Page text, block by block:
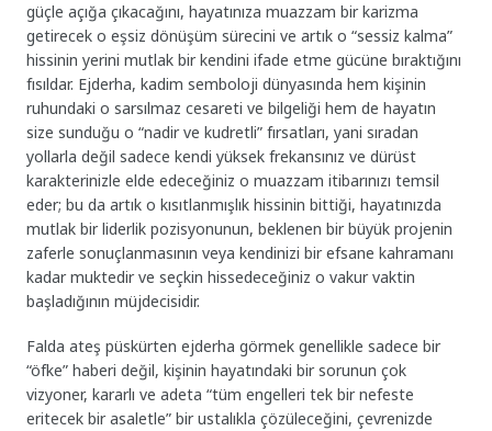
güçle açığa çıkacağını, hayatınıza muazzam bir karizma
getirecek o eşsiz dönüşüm sürecini ve artık o “sessiz kalma”
hissinin yerini mutlak bir kendini ifade etme gücüne bıraktığını
fısıldar. Ejderha, kadim semboloji dünyasında hem kişinin
ruhundaki o sarsılmaz cesareti ve bilgeliği hem de hayatın
size sunduğu o “nadir ve kudretli” fırsatları, yani sıradan
yollarla değil sadece kendi yüksek frekansınız ve dürüst
karakterinizle elde edeceğiniz o muazzam itibarınızı temsil
eder; bu da artık o kısıtlanmışlık hissinin bittiği, hayatınızda
mutlak bir liderlik pozisyonunun, beklenen bir büyük projenin
zaferle sonuçlanmasının veya kendinizi bir efsane kahramanı
kadar muktedir ve seçkin hissedeceğiniz o vakur vaktin
başladığının müjdecisidir.
Falda ateş püskürten ejderha görmek genellikle sadece bir
“öfke” haberi değil, kişinin hayatındaki bir sorunun çok
vizyoner, kararlı ve adeta “tüm engelleri tek bir nefeste
eritecek bir asaletle” bir ustalıkla çözüleceğini, çevrenizde